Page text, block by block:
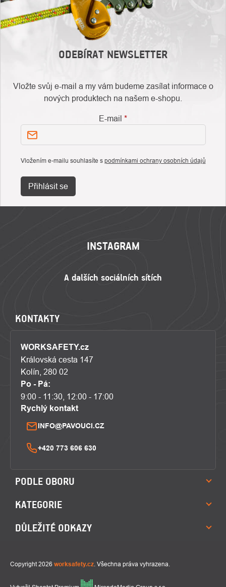
ODEBÍRAT NEWSLETTER
Vložte svůj e-mail a my vám budeme zasílat informace o
nových produktech na našem e-shopu.
E-mail
Vložením e-mailu souhlasíte s podmínkami ochrany osobních údajů
Přihlásit se
INSTAGRAM
KONTAKTY
WORKSAFETY.cz
Královská cesta 147
Kolín, 280 02
Po - Pá:
9:00 - 11:30, 12:00 - 17:00
Rychlý kontakt
INFO@PAVOUCI.CZ
+420 773 606 630
PODLE OBORU
KATEGORIE
DŮLEŽITÉ ODKAZY
Copyright 2026 worksafety.cz. Všechna práva vyhrazena.